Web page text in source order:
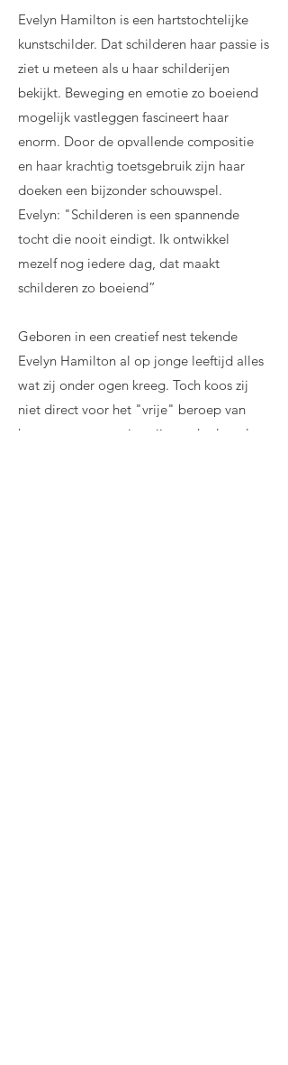
Evelyn Hamilton is een hartstochtelijke
kunstschilder. Dat schilderen haar passie is
ziet u meteen als u haar schilderijen
bekijkt. Beweging en emotie zo boeiend
mogelijk vastleggen fascineert haar
enorm. Door de opvallende compositie
en haar krachtig toetsgebruik zijn haar
doeken een bijzonder schouwspel.
Evelyn: "Schilderen is een spannende
tocht die nooit eindigt. Ik ontwikkel
mezelf nog iedere dag, dat maakt
schilderen zo boeiend”
Geboren in een creatief nest tekende
Evelyn Hamilton al op jonge leeftijd alles
wat zij onder ogen kreeg. Toch koos zij
niet direct voor het "vrije" beroep van
kunstenaar maar ging zij aan de slag als